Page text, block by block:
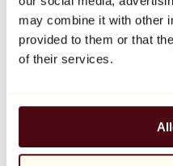
may combine it with other
provided to them or that
of their services.
Balloon Dog (Orange)
Jeff Koons
10.000 €
Artisti
Tutti i pittori